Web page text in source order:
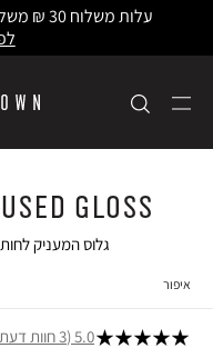
עלות משלוח 30 ₪ משלוח חינם ברכישה ב-249 ₪ ומעלה -
Gloss
גלוס המעניק
איפור
5.0 3 חוות דעת